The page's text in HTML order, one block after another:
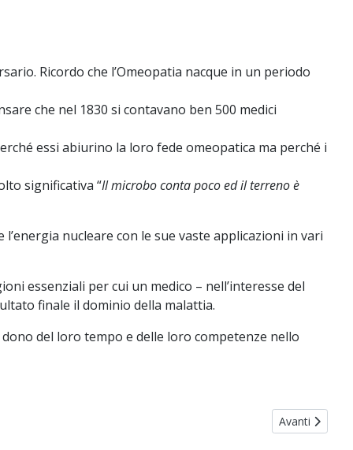
Ricordo che l’Omeopatia nacque in un periodo
che nel 1830 si contavano ben 500 medici
essi abiurino la loro fede omeopatica ma perché i
significativa “Il microbo conta poco ed il terreno è
nucleare con le sue vaste applicazioni in vari
essenziali per cui un medico – nell’interesse del
finale il dominio della malattia.
del loro tempo e delle loro competenze nello
Articolo
Avanti